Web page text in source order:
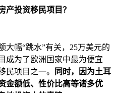
产投资移民项目？
大幅“跳水”有关，25万美元的
成为了欧洲国家中最为便宜
民项目之一。
同时，因为土耳
金额低、性价比高等诸多优